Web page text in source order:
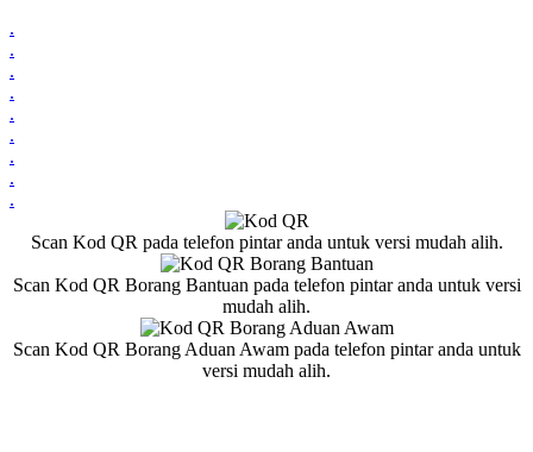
.
.
.
.
.
.
.
.
.
Scan Kod QR pada telefon pintar anda untuk versi mudah alih.
Scan Kod QR Borang Bantuan pada telefon pintar anda untuk versi
mudah alih.
Scan Kod QR Borang Aduan Awam pada telefon pintar anda untuk
versi mudah alih.